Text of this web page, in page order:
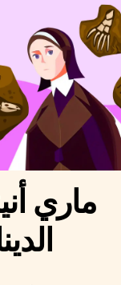
ماري